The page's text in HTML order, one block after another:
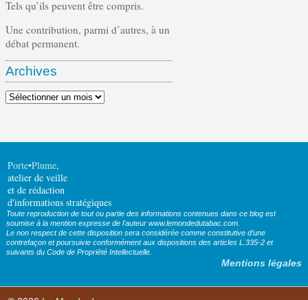
Tels qu’ils peuvent être compris.
Une contribution, parmi d’autres, à un
débat permanent.
Archives
Archives
Porte•Plume,
atelier de veille
et de rédaction
d'informations stratégiques
Toute reproduction de tout ou partie des informations contenues dans ce blog est
soumise à la mention expresse de l'auteur www.lemondedutabac.com.
Le non respect de cette disposition sera considérée comme constitutive d’une
contrefaçon et poursuivie conformément aux dispositions des articles L.335-2 et
suivants du Code de Propriété Intellectuelle.
Mentions légales